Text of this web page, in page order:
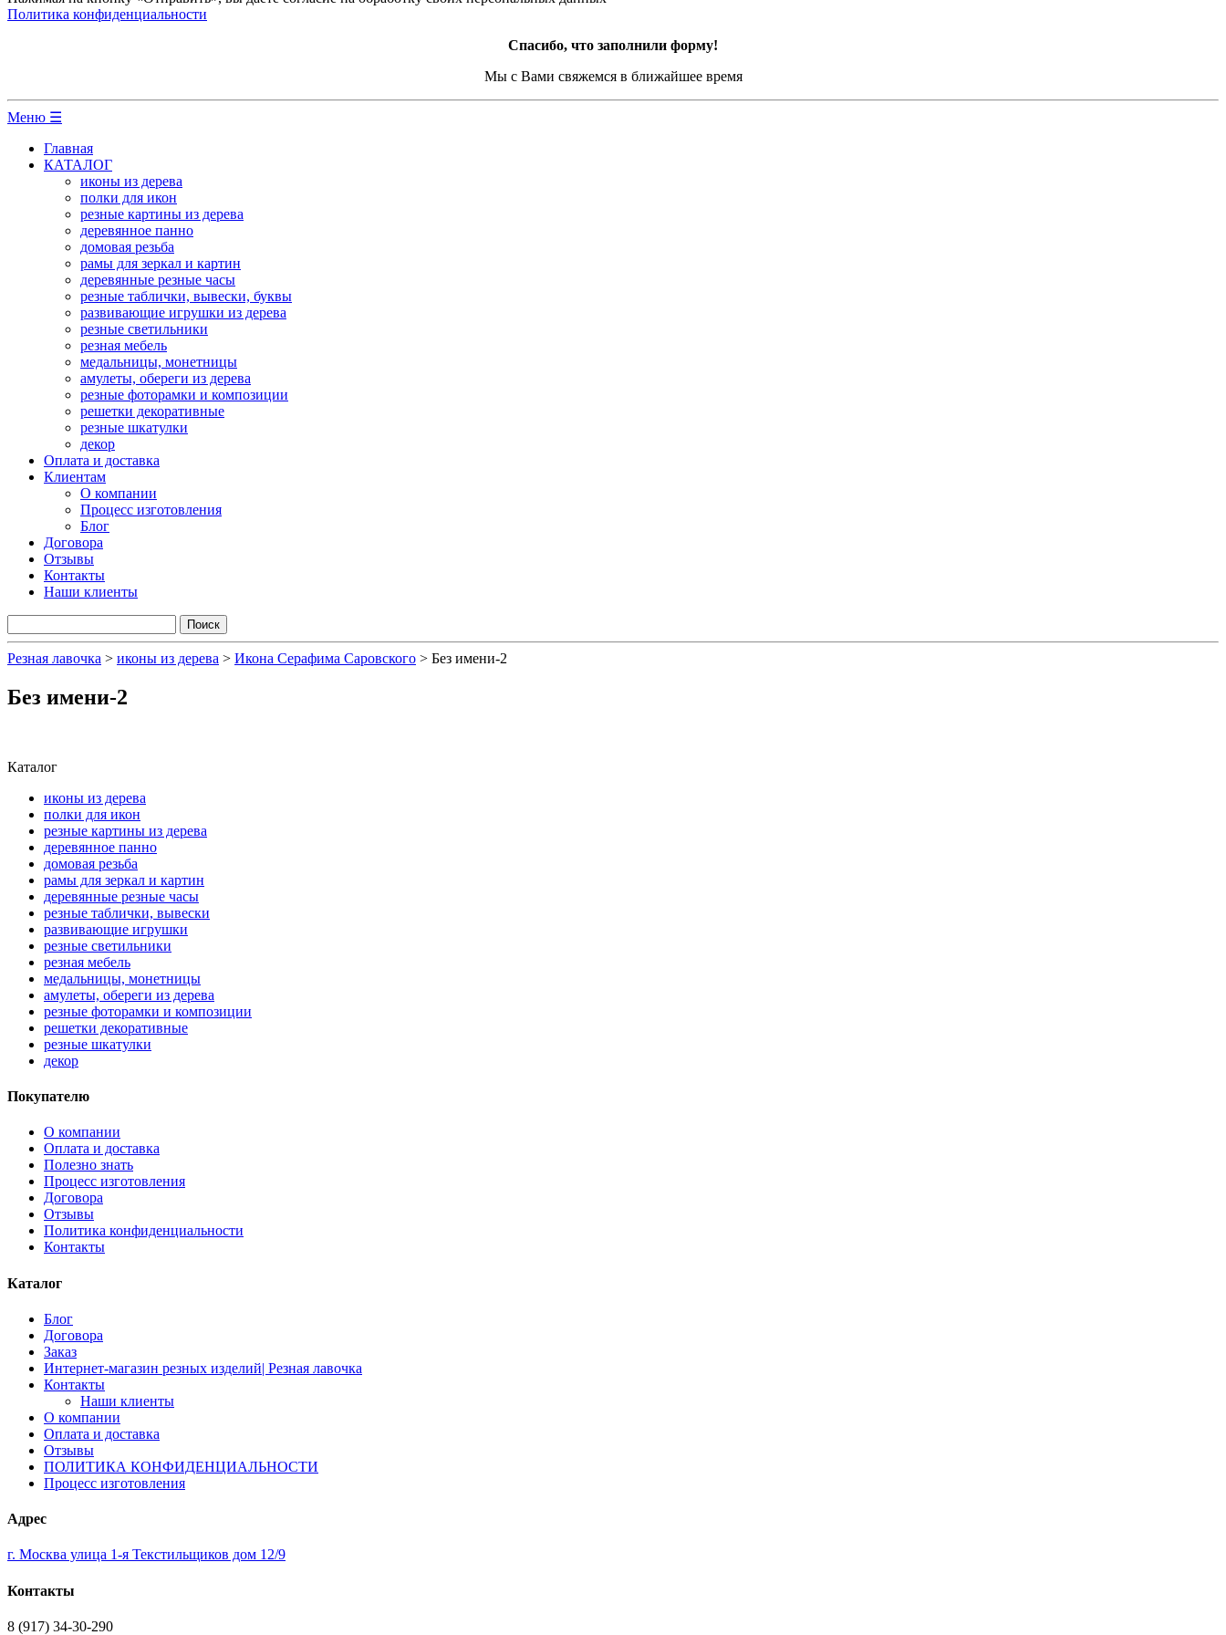
Политика конфиденциальности
Спасибо, что заполнили форму!
Мы с Вами свяжемся в ближайшее время
Меню ☰
Главная
КАТАЛОГ
иконы из дерева
полки для икон
резные картины из дерева
деревянное панно
домовая резьба
рамы для зеркал и картин
деревянные резные часы
резные таблички, вывески, буквы
развивающие игрушки из дерева
резные светильники
резная мебель
медальницы, монетницы
амулеты, обереги из дерева
резные фоторамки и композиции
решетки декоративные
резные шкатулки
декор
Оплата и доставка
Клиентам
О компании
Процесс изготовления
Блог
Договора
Отзывы
Контакты
Наши клиенты
Резная лавочка > иконы из дерева > Икона Серафима Саровского > Без имени-2
Без имени-2
Каталог
иконы из дерева
полки для икон
резные картины из дерева
деревянное панно
домовая резьба
рамы для зеркал и картин
деревянные резные часы
резные таблички, вывески
развивающие игрушки
резные светильники
резная мебель
медальницы, монетницы
амулеты, обереги из дерева
резные фоторамки и композиции
решетки декоративные
резные шкатулки
декор
Покупателю
О компании
Оплата и доставка
Полезно знать
Процесс изготовления
Договора
Отзывы
Политика конфиденциальности
Контакты
Каталог
Блог
Договора
Заказ
Интернет-магазин резных изделий| Резная лавочка
Контакты
Наши клиенты
О компании
Оплата и доставка
Отзывы
ПОЛИТИКА КОНФИДЕНЦИАЛЬНОСТИ
Процесс изготовления
Адрес
г. Москва улица 1-я Текстильщиков дом 12/9
Контакты
8 (917) 34-30-290